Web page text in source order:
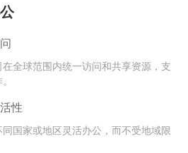
在全球范围内统一访问和共享资源，支
性
国家或地区灵活办公，而不受地域限